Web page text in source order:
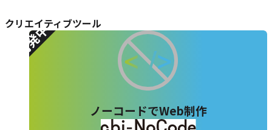
クリエイティブツール
開発中!!
ノーコードでWeb制作